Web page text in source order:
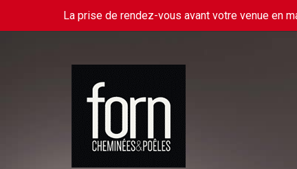
La prise de rendez-vous avant votre venue en